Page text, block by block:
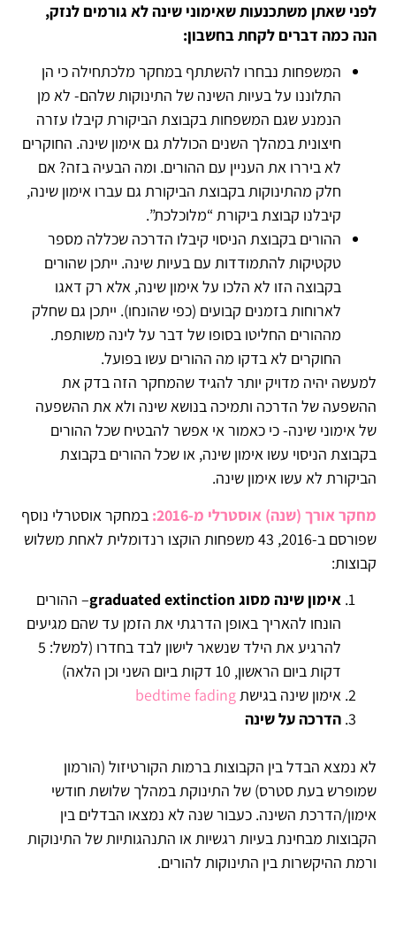
לפני שאתן משתכנעות שאימוני שינה לא גורמים לנזק,
הנה כמה דברים לקחת בחשבון:
המשפחות נבחרו להשתתף במחקר מלכתחילה כי הן
התלוננו על בעיות השינה של התינוקות שלהם- לא מן
הנמנע שגם המשפחות בקבוצת הביקורת קיבלו עזרה
חיצונית במהלך השנים הכוללת גם אימון שינה. החוקרים
לא ביררו את העניין עם ההורים. ומה הבעיה בזה? אם
חלק מהתינוקות בקבוצת הביקורת גם עברו אימון שינה,
קיבלנו קבוצת ביקורת “מלוכלכת”.
ההורים בקבוצת הניסוי קיבלו הדרכה שכללה מספר
טקטיקות להתמודדות עם בעיות שינה. ייתכן שהורים
בקבוצה הזו לא הלכו על אימון שינה, אלא רק דאגו
לארוחות בזמנים קבועים (כפי שהונחו). ייתכן גם שחלק
מההורים החליטו בסופו של דבר על לינה משותפת.
החוקרים לא בדקו מה ההורים עשו בפועל.
למעשה יהיה מדויק יותר להגיד שהמחקר הזה בדק את
ההשפעה של הדרכה ותמיכה בנושא שינה ולא את ההשפעה
של אימוני שינה- כי כאמור אי אפשר להבטיח שכל ההורים
בקבוצת הניסוי עשו אימון שינה, או שכל ההורים בקבוצת
הביקורת לא עשו אימון שינה.
מחקר אורך (שנה) אוסטרלי מ-2016:
במחקר אוסטרלי נוסף
שפורסם ב-2016, 43 משפחות הוקצו רנדומלית לאחת משלוש
קבוצות:
אימון שינה מסוג graduated extinction
– ההורים
הונחו להאריך באופן הדרגתי את הזמן עד שהם מגיעים
להרגיע את הילד שנשאר לישון לבד בחדרו (למשל: 5
דקות ביום הראשון, 10 דקות ביום השני וכן הלאה)
אימון שינה בגישתbedtime fading
הדרכה על שינה
לא נמצא הבדל בין הקבוצות ברמות הקורטיזול (הורמון
שמופרש בעת סטרס) של התינוקת במהלך שלושת חודשי
אימון/הדרכת השינה. כעבור שנה לא נמצאו הבדלים בין
הקבוצות מבחינת בעיות רגשיות או התנהגותיות של התינוקות
ורמת ההיקשרות בין התינוקות להורים.